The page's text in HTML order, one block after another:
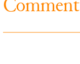
Comment